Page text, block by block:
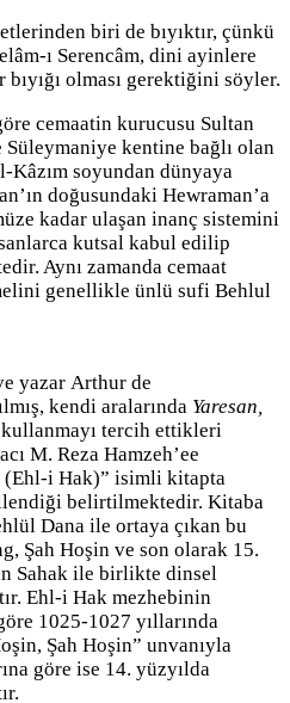
biri de bıyıktır, çünkü
ı Serencâm, dini ayinlere
olması gerektiğini söyler.
cemaatin kurucusu Sultan
Süleymaniye kentine bağlı olan
Kâzım soyundan dünyaya
doğusundaki Hewraman’a
kadar ulaşan inanç sistemini
kutsal kabul edilip
Aynı zamanda cemaat
genellikle ünlü sufi Behlul
yazar Arthur de
kendi aralarında Yaresan,
tercih ettikleri
M. Reza Hamzeh’ee
(Ehl-i Hak)” isimli kitapta
belirtilmektedir. Kitaba
Dana ile ortaya çıkan bu
Şah Hoşin ve son olarak 15.
Sahak ile birlikte dinsel
Ehl-i Hak mezhebinin
1025-1027 yıllarında
Şah Hoşin” unvanıyla
göre ise 14. yüzyılda